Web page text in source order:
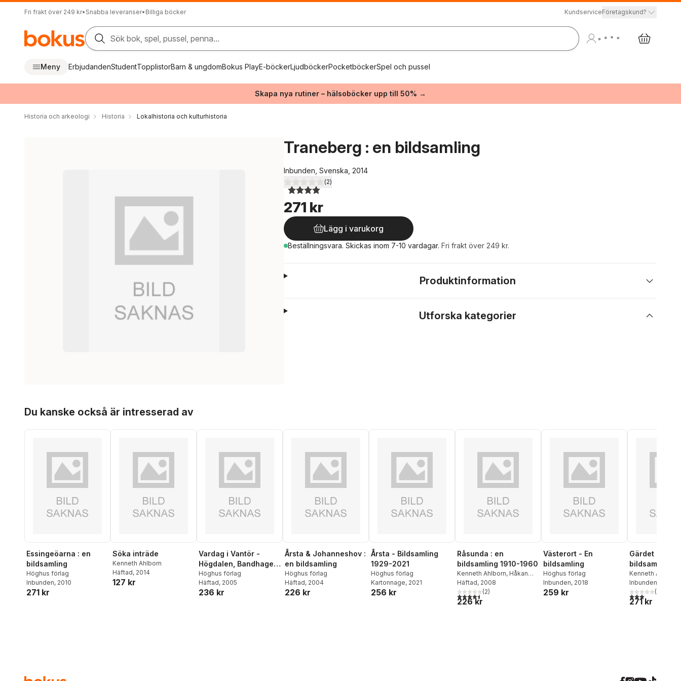
Fri frakt över 249 kr• Snabba leveranser• Billiga böcker KundserviceFöretagskund?
Sök bok, spel, pussel, penna...
Meny ErbjudandenStudentTopplistorBarn & ungdomBokus PlayE-böckerLjudböckerPocketböckerSpel och pussel
Skapa nya rutiner – hälsoböcker upp till 50% →
Historia och arkeologi Historia Lokalhistoria och kulturhistoria
Traneberg : en bildsamling
Inbunden, Svenska, 2014
4,0utav 5 stjärnor. Totalt antal röster:
(2)
271 kr
Lägg i varukorg
Beställningsvara. Skickas inom 7-10 vardagar. Fri frakt över 249 kr.
Produktinformation
Utforska kategorier
Du kanske också är intresserad av
Essingeöarna : en
bildsamling
Höghus förlag
Inbunden, 2010
271 kr
Söka inträde
Kenneth Ahlborn
Häftad, 2014
127 kr
Vardag i Vantör -
Högdalen, Bandhagen,
Rågsved, Hagsätra
Höghus förlag
Häftad, 2005
236 kr
Årsta & Johanneshov :
en bildsamling
Höghus förlag
Häftad, 2004
226 kr
Årsta - Bildsamling
1929-2021
Höghus förlag
Kartonnage, 2021
256 kr
Råsunda : en
bildsamling 1910-1960
Kenneth Ahlborn, Håkan
Arnell
Häftad, 2008
4,5utav 5 stjärnor. Totalt antal röster:
(2)
226 kr
Västerort - En
bildsamling
Höghus förlag
Inbunden, 2018
259 kr
Gärdet : en
bildsamling
Kenneth Ahlborn
Arnell
Inbunden
3,0utav 5(
271 kr